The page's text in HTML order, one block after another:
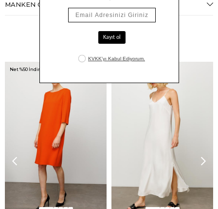
MANKEN ÖLÇÜLERI
Benzer Ürünler
Net %50 İndirim!